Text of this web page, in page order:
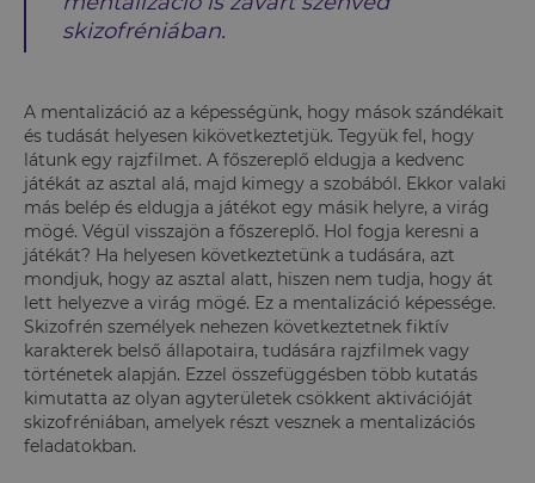
skizofréniában.
A mentalizáció az a képességünk, hogy mások szándékait
és tudását helyesen kikövetkeztetjük. Tegyük fel, hogy
látunk egy rajzfilmet. A főszereplő eldugja a kedvenc
játékát az asztal alá, majd kimegy a szobából. Ekkor valaki
más belép és eldugja a játékot egy másik helyre, a virág
mögé. Végül visszajön a főszereplő. Hol fogja keresni a
játékát? Ha helyesen következtetünk a tudására, azt
mondjuk, hogy az asztal alatt, hiszen nem tudja, hogy át
lett helyezve a virág mögé. Ez a mentalizáció képessége.
Skizofrén személyek nehezen következtetnek fiktív
karakterek belső állapotaira, tudására rajzfilmek vagy
történetek alapján. Ezzel összefüggésben több kutatás
kimutatta az olyan agyterületek csökkent aktivációját
skizofréniában, amelyek részt vesznek a mentalizációs
feladatokban.